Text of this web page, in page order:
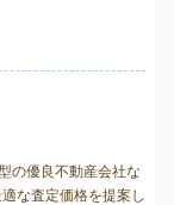
の優良不動産会社な
な査定価格を提案し